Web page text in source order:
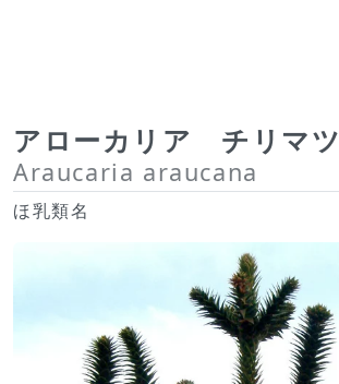
アローカリア チリマツ
Araucaria araucana
ほ乳類名